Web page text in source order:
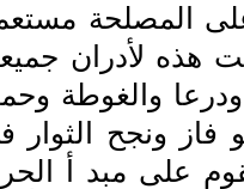
المصلحة
هذه لأدران
والغوطة
ونجح الثوار
على مبد أ